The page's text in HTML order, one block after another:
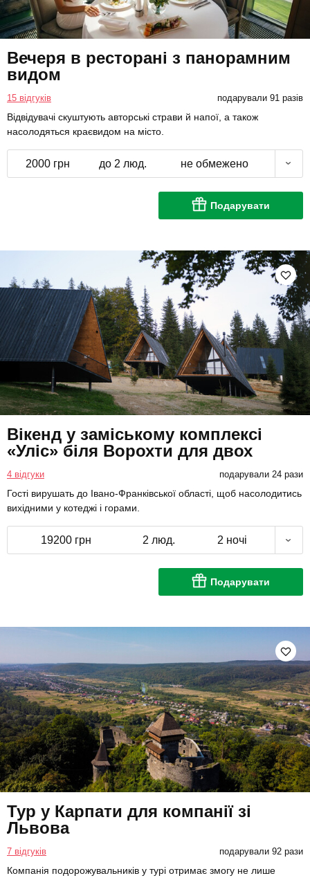
Вечеря в ресторані з панорамним
видом
15 відгуків подарували 91 разів
Відвідувачі скуштують авторські страви й напої, а також
насолодяться краєвидом на місто.
2000 грн до 2 люд. не обмежено
Подарувати
Вікенд у заміському комплексі
«Уліс» біля Ворохти для двох
4 відгуки подарували 24 рази
Гості вирушать до Івано-Франківської області, щоб насолодитись
вихідними у котеджі і горами.
19200 грн 2 люд. 2 ночі
Подарувати
Тур у Карпати для компанії зі
Львова
7 відгуків подарували 92 рази
Компанія подорожувальників у турі отримає змогу не лише